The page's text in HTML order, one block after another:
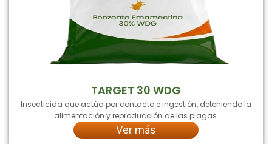
TARGET 30 WDG
Insecticida que actúa por contacto e ingestión, deteniendo la
alimentación y reproducción de las plagas.
Ver más